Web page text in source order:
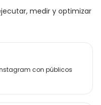
medir y optimizar
con públicos